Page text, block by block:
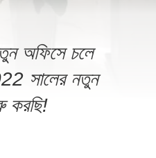
অফিসে চলে
সালের নতুন
করছি!